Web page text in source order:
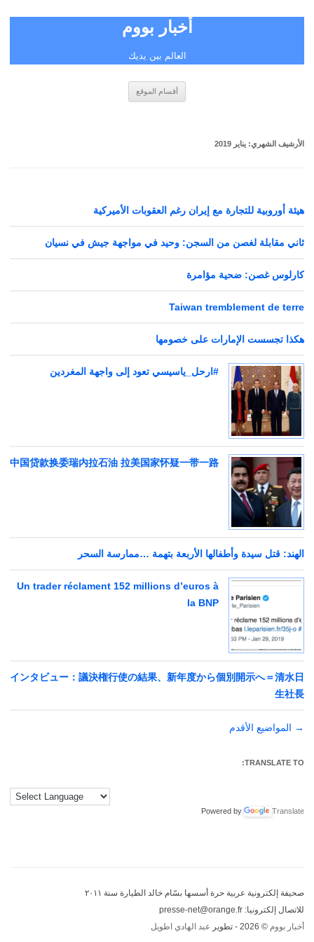
أخبار بووم
العالم بين يديك
أقسام الموقع
الأرشيف الشهري: يناير 2019
هيئة أوروبية للتجارة مع إيران رغم العقوبات الأميركية
ثاني مقابلة لغصن من السجن: وحيد في مواجهة جيش في نسيان
كارلوس غصن: ضحية مؤامرة
Taiwan tremblement de terre
هكذا تجسست الإمارات على خصومها
#ارحل_ياسيسي تعود إلى واجهة المغردين
中国贷款换委瑞内拉石油 拉美国家怀疑一带一路
الهند: قتل سيدة وأطفالها الأربعة بتهمة …ممارسة السحر
Un trader réclament 152 millions d’euros à
la BNP
インタビュー：議決権行使の結果、新年度から個別開示へ＝清水日
生社長
تصفّح
→ المواضيع الأقدم
TRANSLATE TO:
Powered by Translate
صحيفة إلكترونية عربية حرة أسسها بسّام خالد الطيارة سنة ٢٠١١
للاتصال إلكترونيا: presse-net@orange.fr
أخبار بووم © 2026 - تطوير عبد الهادي اطويل